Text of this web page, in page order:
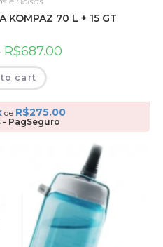
KOMPAZ 70 L + 15 GT
R$687.00
cart
de R$275.00
- PagSeguro